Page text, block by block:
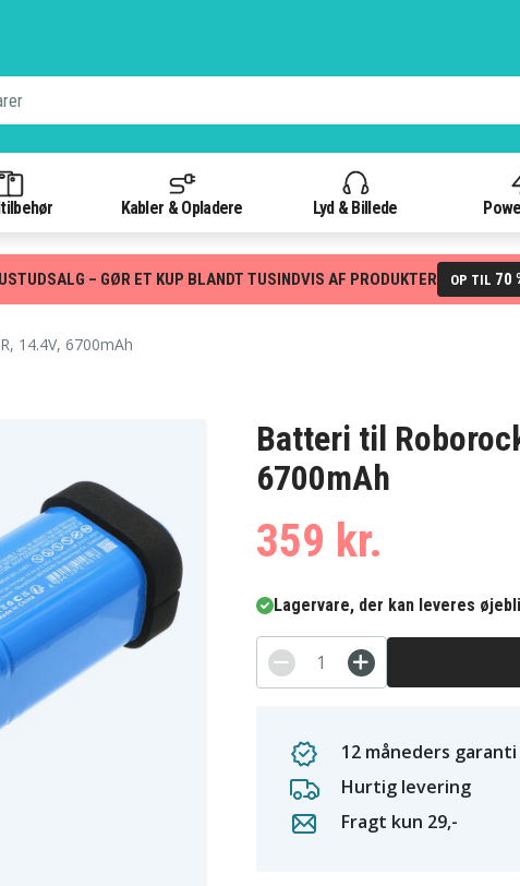
Kabler & Opladere Lyd & Billede
– GØR ET KUP BLANDT TUSINDVIS AF PRODUKTER OP TIL 70
14.4V, 6700mAh
Batteri til
6700mAh
359 kr.
Lagervare, der kan leveres
12 måneders garanti
Hurtig levering
Fragt kun 29,-